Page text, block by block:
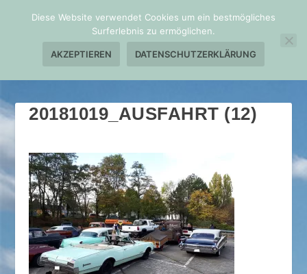
20181019_AUSFAHRT (12)
Diese Website verwendet Cookies um ein bestmögliches
Surferlebnis zu ermöglichen.
AKZEPTIEREN DATENSCHUTZERKLÄRUNG